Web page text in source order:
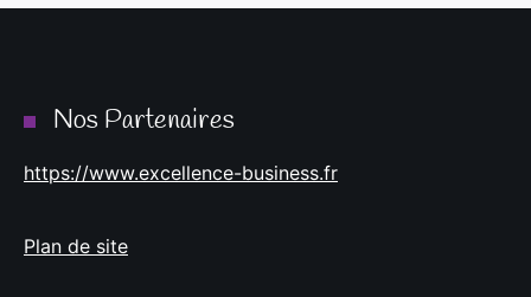
Nos Partenaires
https://www.excellence-business.fr
Plan de site